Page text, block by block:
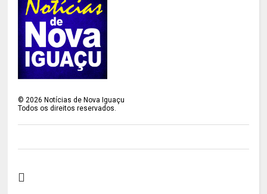
©2026 Notícias de Nova Iguaçu
Todos os direitos reservados.